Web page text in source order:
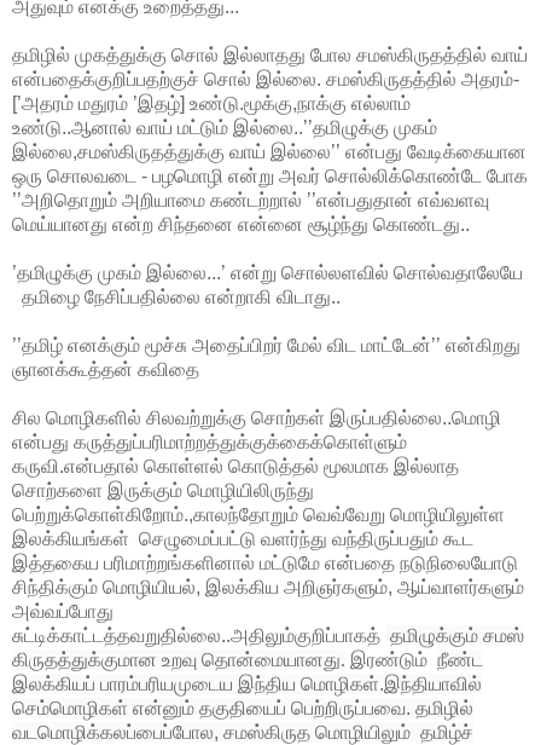
அதுவும் எனக்கு உறைத்தது...
தமிழில் முகத்துக்கு சொல் இல்லாதது போல சமஸ்கிருதத்தில் வாய்
என்பதைக்குறிப்பதற்குச் சொல் இல்லை. சமஸ்கிருதத்தில் அதரம்-
[’அதரம் மதுரம் ’இதழ்] உண்டு.மூக்கு,நாக்கு எல்லாம்
உண்டு..ஆனால் வாய் மட்டும் இல்லை..’’தமிழுக்கு முகம்
இல்லை,சமஸ்கிருதத்துக்கு வாய் இல்லை’’ என்பது வேடிக்கையான
ஒரு சொலவடை - பழமொழி என்று அவர் சொல்லிக்கொண்டே போக
’’அறிதொறும் அறியாமை கண்டற்றால் ’’என்பதுதான் எவ்வளவு
மெய்யானது என்ற சிந்தனை என்னை சூழ்ந்து கொண்டது..
’தமிழுக்கு முகம் இல்லை...’ என்று சொல்லளவில் சொல்வதாலேயே
தமிழை நேசிப்பதில்லை என்றாகி விடாது..
’’தமிழ் எனக்கும் மூச்சு அதைப்பிறர் மேல் விட மாட்டேன்’’ என்கிறது
ஞானக்கூத்தன் கவிதை
சில மொழிகளில் சிலவற்றுக்கு சொற்கள் இருப்பதில்லை..மொழி
என்பது கருத்துப்பரிமாற்றத்துக்குக்கைக்கொள்ளும்
கருவி.என்பதால் கொள்ளல் கொடுத்தல் மூலமாக இல்லாத
சொற்களை இருக்கும் மொழியிலிருந்து
பெற்றுக்கொள்கிறோம்.,காலந்தோறும் வெவ்வேறு மொழியிலுள்ள
இலக்கியங்கள் செழுமைப்பட்டு வளர்ந்து வந்திருப்பதும் கூட
இத்தகைய பரிமாற்றங்களினால் மட்டுமே என்பதை நடுநிலையோடு
சிந்திக்கும் மொழியியல், இலக்கிய அறிஞர்களும், ஆய்வாளர்களும்
அவ்வப்போது
சுட்டிக்காட்டத்தவறுதில்லை..அதிலும்குறிப்பாகத் தமிழுக்கும் சமஸ்
கிருதத்துக்குமான உறவு தொன்மையானது. இரண்டும் நீண்ட
இலக்கியப் பாரம்பரியமுடைய இந்திய மொழிகள்.இந்தியாவில்
செம்மொழிகள் என்னும் தகுதியைப் பெற்றிருப்பவை. தமிழில்
வடமொழிக்கலப்பைப்போல, சமஸ்கிருத மொழியிலும் தமிழ்ச்